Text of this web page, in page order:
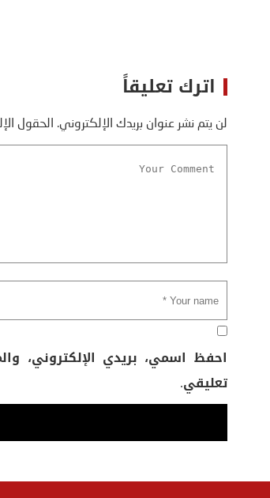
اترك تعليقاً
لن يتم نشر عنوان بريدك الإلكتروني. الحقول
احفظ اسمي، بريدي الإلكتروني،
تعليقي.